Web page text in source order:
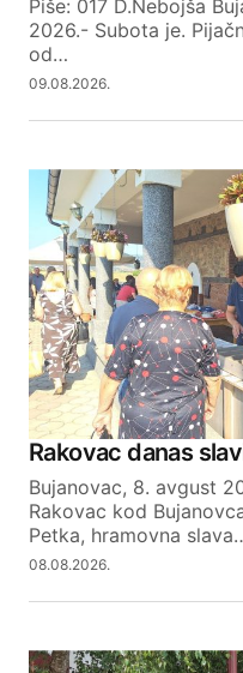
REPLY
Required fields are
Comment*
Your Name
Your E-mail
SUBMIT COMMENT
Piše: 017 D.Nebojša
2026.- Subota je.
od…
09.08.2026.
Rakovac danas
Bujanovac, 8. avgust
Rakovac kod
Petka, hramovna
08.08.2026.